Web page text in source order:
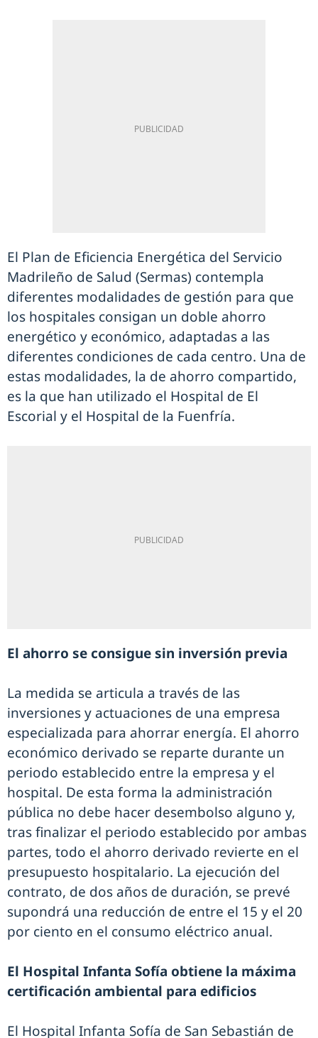
El Plan de Eficiencia Energética del Servicio
Madrileño de Salud (Sermas) contempla
diferentes modalidades de gestión para que
los hospitales consigan un doble ahorro
energético y económico, adaptadas a las
diferentes condiciones de cada centro. Una de
estas modalidades, la de ahorro compartido,
es la que han utilizado el Hospital de El
Escorial y el Hospital de la Fuenfría.
El ahorro se consigue sin inversión previa
La medida se articula a través de las
inversiones y actuaciones de una empresa
especializada para ahorrar energía. El ahorro
económico derivado se reparte durante un
periodo establecido entre la empresa y el
hospital. De esta forma la administración
pública no debe hacer desembolso alguno y,
tras finalizar el periodo establecido por ambas
partes, todo el ahorro derivado revierte en el
presupuesto hospitalario. La ejecución del
contrato, de dos años de duración, se prevé
supondrá una reducción de entre el 15 y el 20
por ciento en el consumo eléctrico anual.
El Hospital Infanta Sofía obtiene la máxima
certificación ambiental para edificios
El Hospital Infanta Sofía de San Sebastián de